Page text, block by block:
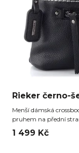
Rieker černo-
Menší dámská
pruhem na přední
1 499 Kč